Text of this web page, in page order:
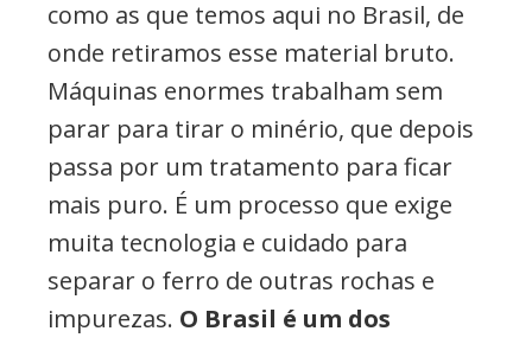
como as que temos aqui no Brasil, de
onde retiramos esse material bruto.
Máquinas enormes trabalham sem
parar para tirar o minério, que depois
passa por um tratamento para ficar
mais puro. É um processo que exige
muita tecnologia e cuidado para
separar o ferro de outras rochas e
impurezas. O Brasil é um dos